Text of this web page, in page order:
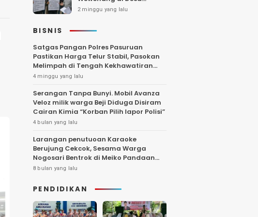
Gambiran, Isu Narkoba
2 minggu yang lalu
BISNIS
Satgas Pangan Polres Pasuruan
Pastikan Harga Telur Stabil, Pasokan
Melimpah di Tengah Kekhawatiran
Fluktuasi
4 minggu yang lalu
Serangan Tanpa Bunyi. Mobil Avanza
Veloz milik warga Beji Diduga Disiram
Cairan Kimia “Korban Pilih lapor Polisi”
4 bulan yang lalu
Larangan penutuoan Karaoke
Berujung Cekcok, Sesama Warga
Nogosari Bentrok di Meiko Pandaan
Hingga Larut Malam
8 bulan yang lalu
PENDIDIKAN